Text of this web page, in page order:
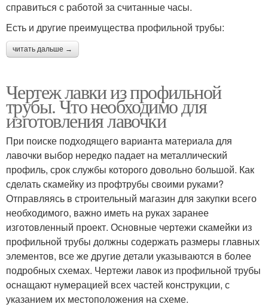
справиться с работой за считанные часы.
Есть и другие преимущества профильной трубы:
читать дальше →
Чертеж лавки из профильной
трубы. Что необходимо для
изготовления лавочки
При поиске подходящего варианта материала для
лавочки выбор нередко падает на металлический
профиль, срок службы которого довольно большой. Как
сделать скамейку из профтрубы своими руками?
Отправляясь в строительный магазин для закупки всего
необходимого, важно иметь на руках заранее
изготовленный проект. Основные чертежи скамейки из
профильной трубы должны содержать размеры главных
элементов, все же другие детали указываются в более
подробных схемах. Чертежи лавок из профильной трубы
оснащают нумерацией всех частей конструкции, с
указанием их местоположения на схеме.